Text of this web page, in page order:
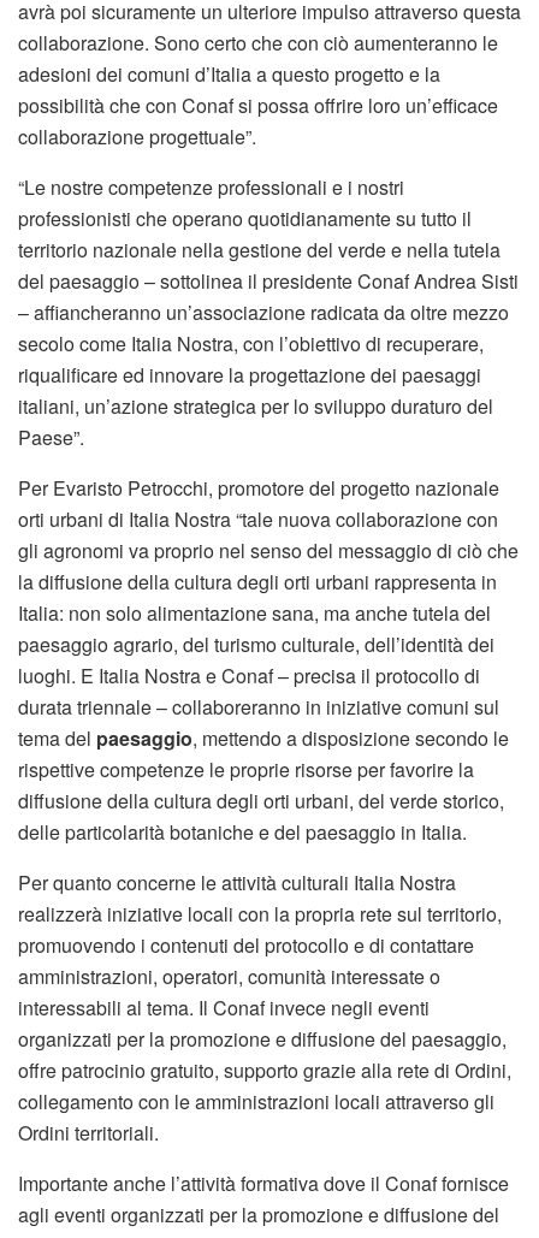
avrà poi sicuramente un ulteriore impulso attraverso questa
collaborazione. Sono certo che con ciò aumenteranno le
adesioni dei comuni d’Italia a questo progetto e la
possibilità che con Conaf si possa offrire loro un’efficace
collaborazione progettuale”.
“Le nostre competenze professionali e i nostri
professionisti che operano quotidianamente su tutto il
territorio nazionale nella gestione del verde e nella tutela
del paesaggio – sottolinea il presidente Conaf Andrea Sisti
– affiancheranno un’associazione radicata da oltre mezzo
secolo come Italia Nostra, con l’obiettivo di recuperare,
riqualificare ed innovare la progettazione dei paesaggi
italiani, un’azione strategica per lo sviluppo duraturo del
Paese”.
Per Evaristo Petrocchi, promotore del progetto nazionale
orti urbani di Italia Nostra “tale nuova collaborazione con
gli agronomi va proprio nel senso del messaggio di ciò che
la diffusione della cultura degli orti urbani rappresenta in
Italia: non solo alimentazione sana, ma anche tutela del
paesaggio agrario, del turismo culturale, dell’identità dei
luoghi. E Italia Nostra e Conaf – precisa il protocollo di
durata triennale – collaboreranno in iniziative comuni sul
tema del paesaggio, mettendo a disposizione secondo le
rispettive competenze le proprie risorse per favorire la
diffusione della cultura degli orti urbani, del verde storico,
delle particolarità botaniche e del paesaggio in Italia.
Per quanto concerne le attività culturali Italia Nostra
realizzerà iniziative locali con la propria rete sul territorio,
promuovendo i contenuti del protocollo e di contattare
amministrazioni, operatori, comunità interessate o
interessabili al tema. Il Conaf invece negli eventi
organizzati per la promozione e diffusione del paesaggio,
offre patrocinio gratuito, supporto grazie alla rete di Ordini,
collegamento con le amministrazioni locali attraverso gli
Ordini territoriali.
Importante anche l’attività formativa dove il Conaf fornisce
agli eventi organizzati per la promozione e diffusione del